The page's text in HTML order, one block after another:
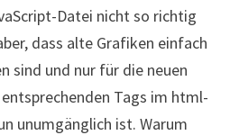
Datei nicht so richtig
dass alte Grafiken einfach
sind und nur für die neuen
Tags im html-
unumgänglich ist. Warum